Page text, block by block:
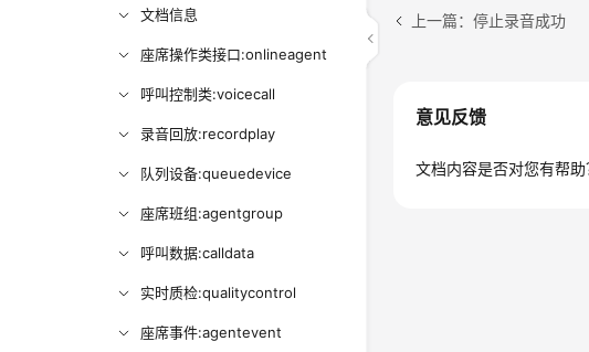
文档信息
座席操作类接口:onlineagent
呼叫控制类:voicecall
录音回放:recordplay
队列设备:queuedevice
座席班组:agentgroup
呼叫数据:calldata
实时质检:qualitycontrol
座席事件:agentevent
上一篇：停止录音成功
意见反馈
文档内容是否对您有帮助